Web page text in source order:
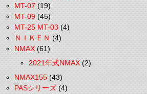
MT-07(19)
MT-09(45)
MT-25 MT-03(4)
ＮＩＫＥＮ(4)
NMAX(61)
2021年式NMAX(2)
NMAX155(43)
PASシリーズ(4)